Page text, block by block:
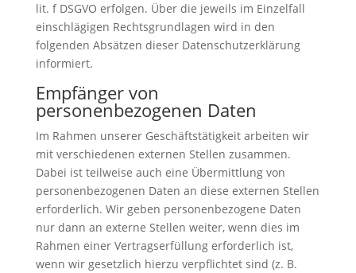
lit. f DSGVO erfolgen. Über die jeweils im Einzelfall
einschlägigen Rechtsgrundlagen wird in den
folgenden Absätzen dieser Datenschutzerklärung
informiert.
Empfänger von
personenbezogenen Daten
Im Rahmen unserer Geschäftstätigkeit arbeiten wir
mit verschiedenen externen Stellen zusammen.
Dabei ist teilweise auch eine Übermittlung von
personenbezogenen Daten an diese externen Stellen
erforderlich. Wir geben personenbezogene Daten
nur dann an externe Stellen weiter, wenn dies im
Rahmen einer Vertragserfüllung erforderlich ist,
wenn wir gesetzlich hierzu verpflichtet sind (z. B.